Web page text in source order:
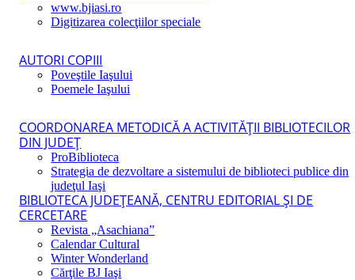
www.bjiasi.ro
Digitizarea colecţiilor speciale
AUTORI COPIII
Poveştile Iaşului
Poemele Iaşului
COORDONAREA METODICĂ A ACTIVITĂŢII BIBLIOTECILOR
DIN JUDEŢ
ProBiblioteca
Strategia de dezvoltare a sistemului de biblioteci publice din
judeţul Iaşi
BIBLIOTECA JUDEŢEANĂ, CENTRU EDITORIAL ŞI DE
CERCETARE
Revista „Asachiana”
Calendar Cultural
Winter Wonderland
Cărţile BJ Iaşi